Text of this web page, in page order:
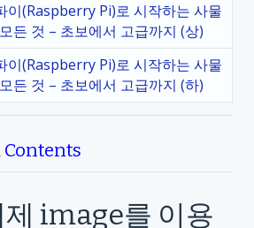
이(Raspberry Pi)로 시작하는 사물
든 것 – 초보에서 고급까지 (상)
이(Raspberry Pi)로 시작하는 사물
든 것 – 초보에서 고급까지 (하)
image를 이용